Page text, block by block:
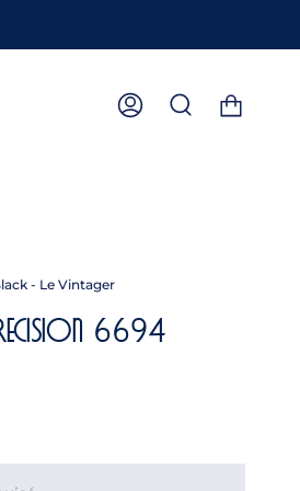
CompteRecherche
- Le Vintager
6694